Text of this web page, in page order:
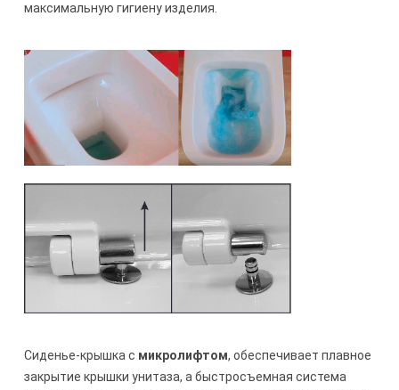
максимальную гигиену изделия.
Сиденье-крышка с микролифтом, обеспечивает плавное
закрытие крышки унитаза, а быстросъемная система